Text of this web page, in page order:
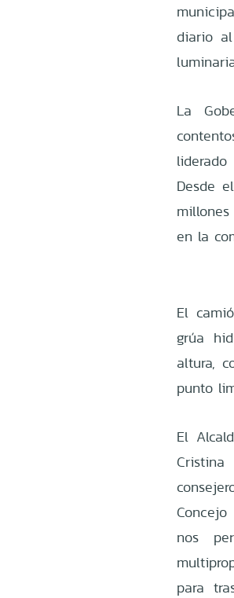
diario
La
Desde
en la
El
grúa
altura,
punto
El
nos
para